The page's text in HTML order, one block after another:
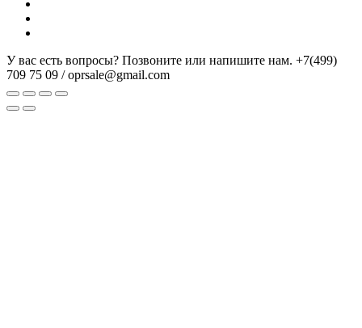
У вас есть вопросы? Позвоните или напишите нам. +7(499)
709 75 09 / oprsale@gmail.com